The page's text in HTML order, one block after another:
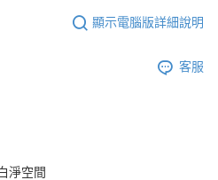
顯示電腦版詳細說明
客服
淨空間